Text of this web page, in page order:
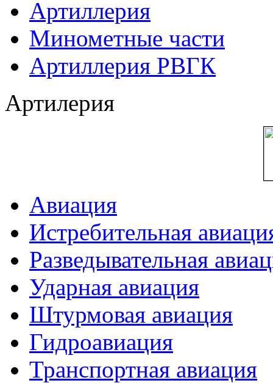
Артиллерия
Минометные части
Артиллерия РВГК
Артилерия
Авиация
Истребительная
Разведывательная
Ударная авиация
Штурмовая авиация
Гидроавиация
Транспортная авиация